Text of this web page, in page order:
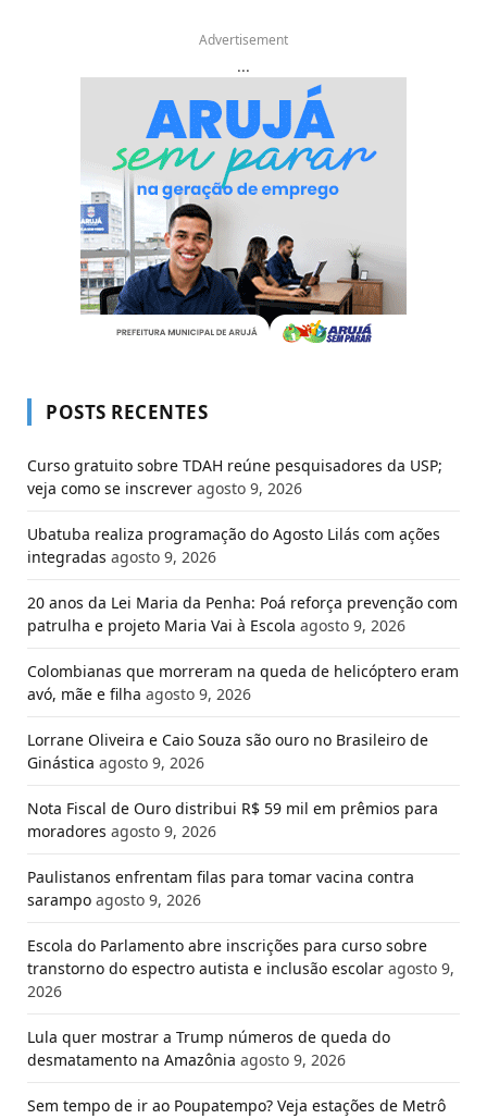
Advertisement
...
POSTS RECENTES
Curso gratuito sobre TDAH reúne pesquisadores da USP;
veja como se inscrever agosto 9, 2026
Ubatuba realiza programação do Agosto Lilás com ações
integradas agosto 9, 2026
20 anos da Lei Maria da Penha: Poá reforça prevenção com
patrulha e projeto Maria Vai à Escola agosto 9, 2026
Colombianas que morreram na queda de helicóptero eram
avó, mãe e filha agosto 9, 2026
Lorrane Oliveira e Caio Souza são ouro no Brasileiro de
Ginástica agosto 9, 2026
Nota Fiscal de Ouro distribui R$ 59 mil em prêmios para
moradores agosto 9, 2026
Paulistanos enfrentam filas para tomar vacina contra
sarampo agosto 9, 2026
Escola do Parlamento abre inscrições para curso sobre
transtorno do espectro autista e inclusão escolar agosto 9,
2026
Lula quer mostrar a Trump números de queda do
desmatamento na Amazônia agosto 9, 2026
Sem tempo de ir ao Poupatempo? Veja estações de Metrô